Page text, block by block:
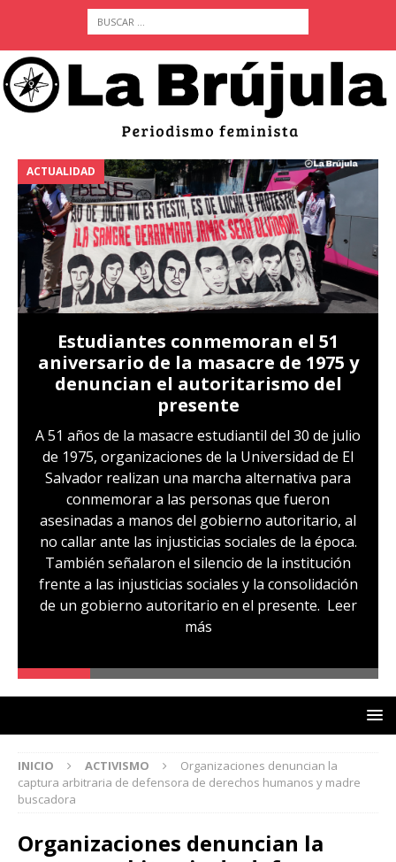
ACTUALIDAD
Estudiantes conmemoran el 51
aniversario de la masacre de 1975 y
denuncian el autoritarismo del
presente
A 51 años de la masacre estudiantil del 30 de julio
de 1975, organizaciones de la Universidad de El
Salvador realizan una marcha alternativa para
conmemorar a las personas que fueron
asesinadas a manos del gobierno autoritario, al
no callar ante las injusticias sociales de la época.
También señalaron el silencio de la institución
frente a las injusticias sociales y la consolidación
de un gobierno autoritario en el presente. Leer
más
INICIO ACTIVISMO
Organizaciones denuncian la
captura arbitraria de defensora de derechos humanos y madre
buscadora
Organizaciones denuncian la